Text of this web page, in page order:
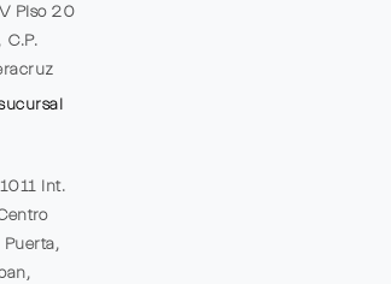
Piso 20
C.P.
Int.